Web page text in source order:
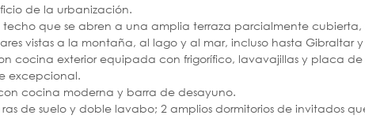
de la urbanización.
techo que se abren a una amplia terraza parcialmente
vistas a la montaña, al lago y al mar, incluso hasta Gibraltar
cocina exterior equipada con frigorífico, lavavajillas y placa
excepcional.
cocina moderna y barra de desayuno.
de suelo y doble lavabo; 2 amplios dormitorios de invitados